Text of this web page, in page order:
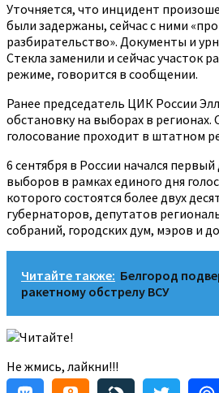
Уточняется, что инцидент
были задержаны, сейчас с ними
разбирательство». Документы и
Стекла заменили и сейчас участок
режиме, говорится в сообщении.
Ранее председатель ЦИК России
обстановку на выборах в регионах.
голосование проходит в штатном
6 сентября в России начался
выборов в рамках единого дня
которого состоятся более двух
губернаторов, депутатов
собраний, городских дум, мэров и
Читайте также: Белгород
ракетному обстрелу ВСУ
Читайте!
Не жмись, лайкни!!!